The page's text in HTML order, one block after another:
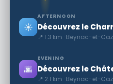
☀️
AFTERNOON
📍 1.3 km · Beynac-et-
🌆
EVENING
📍 2.1 km · Beynac-et-